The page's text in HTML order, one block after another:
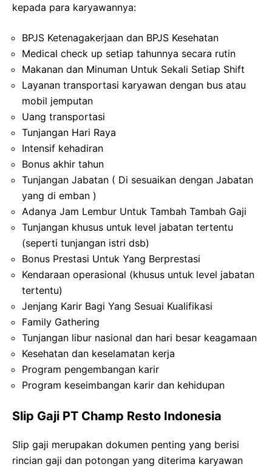
kepada para karyawannya:
BPJS Ketenagakerjaan dan BPJS Kesehatan
Medical check up setiap tahunnya secara rutin
Makanan dan Minuman Untuk Sekali Setiap Shift
Layanan transportasi karyawan dengan bus atau
mobil jemputan
Uang transportasi
Tunjangan Hari Raya
Intensif kehadiran
Bonus akhir tahun
Tunjangan Jabatan ( Di sesuaikan dengan Jabatan
yang di emban )
Adanya Jam Lembur Untuk Tambah Tambah Gaji
Tunjangan khusus untuk level jabatan tertentu
(seperti tunjangan istri dsb)
Bonus Prestasi Untuk Yang Berprestasi
Kendaraan operasional (khusus untuk level jabatan
tertentu)
Jenjang Karir Bagi Yang Sesuai Kualifikasi
Family Gathering
Tunjangan libur nasional dan hari besar keagamaan
Kesehatan dan keselamatan kerja
Program pengembangan karir
Program keseimbangan karir dan kehidupan
Slip Gaji PT Champ Resto Indonesia
Slip gaji merupakan dokumen penting yang berisi
rincian gaji dan potongan yang diterima karyawan